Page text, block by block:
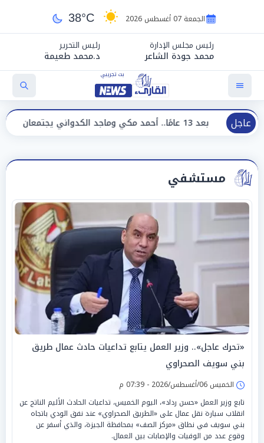
الجمعة 07 أغسطس 2026 38°C
رئيس مجلس الإدارة
محمد جودة الشاعر
رئيس التحرير
د.محمد طعيمة
عاجل يجتمعان في «فرصة سعيدة»
مستشفي
«تحرك عاجل».. وزير العمل يتابع تداعيات حادث عمال طريق
بني سويف الصحراوي
الخميس 06/أغسطس/2026 - 07:39 م
تابع وزير العمل «حسن رداد»، اليوم الخميس، تداعيات الحادث الأليم الناتج عن
انقلاب سيارة نقل عمال على «الطريق الصحراوي» عند نفق الودي باتجاه
بني سويف في نطاق «مركز الصف» بمحافظة الجيزة، والذي أسفر عن
وقوع عدد من الوفيات والإصابات بين العمال.